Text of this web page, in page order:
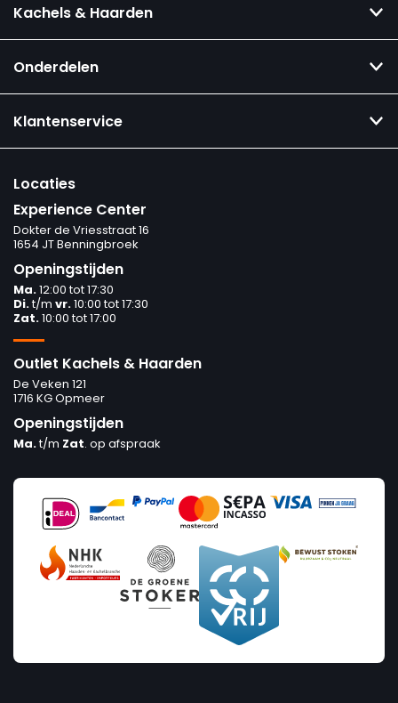
Kachels & Haarden
Onderdelen
Klantenservice
Locaties
Experience Center
Dokter de Vriesstraat 16
1654 JT Benningbroek
Openingstijden
Ma.12:00 tot 17:30
Di.t/m vr.10:00 tot 17:30
Zat.10:00 tot 17:00
Outlet Kachels & Haarden
De Veken 121
1716 KG Opmeer
Openingstijden
Ma.t/m Zat. op afspraak